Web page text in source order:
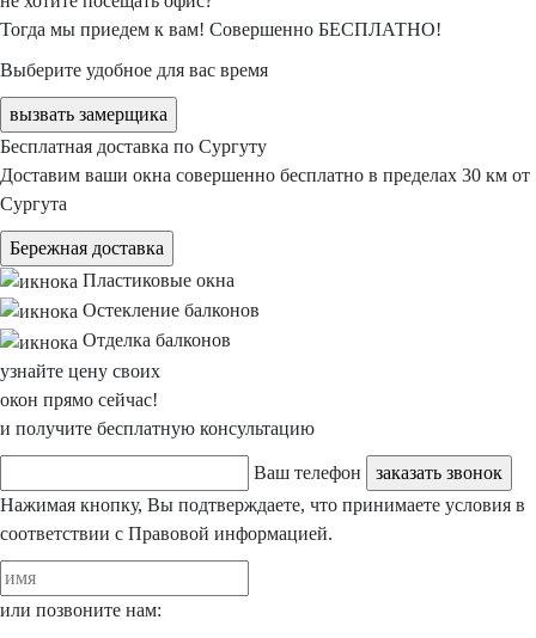
Тогда мы приедем к вам! Совершенно БЕСПЛАТНО!
Выберите удобное для вас время
вызвать замерщика
Бесплатная доставка по Сургуту
Доставим ваши окна совершенно бесплатно в пределах 30 км от
Сургута
Бережная доставка
Пластиковые окна
Остекление балконов
Отделка балконов
узнайте цену своих
окон прямо сейчас!
и получите бесплатную консультацию
Ваш телефон
заказать звонок
Нажимая кнопку, Вы подтверждаете, что принимаете условия в
соответствии с Правовой информацией.
или позвоните нам: